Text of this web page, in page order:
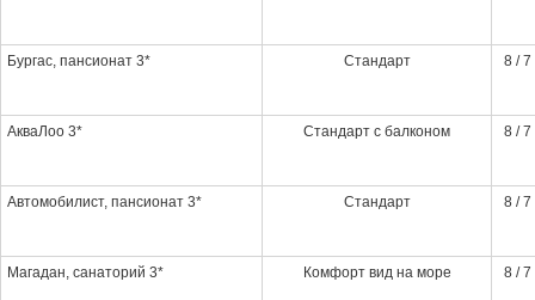
Бургас, пансионат 3* Стандарт 8 / 7
АкваЛоо 3* Стандарт с балконом 8 / 7
Автомобилист, пансионат 3* Стандарт 8 / 7
Магадан, санаторий 3* Комфорт вид на море 8 / 7